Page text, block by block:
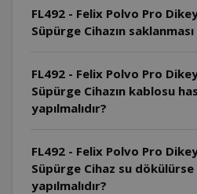
FL492 - Felix Polvo Pro
Süpürge Cihazın saklanması
FL492 - Felix Polvo Pro
Süpürge Cihazın kablosu
yapılmalıdır?
FL492 - Felix Polvo Pro
Süpürge Cihaz su dökülürse
yapılmalıdır?